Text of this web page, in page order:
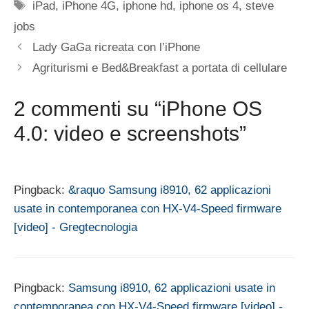
Tag
iPad, iPhone 4G, iphone hd, iphone os 4,steve
jobs
Lady GaGa ricreata con l’iPhone
Agriturismi e Bed&Breakfast a portata di cellulare
2 commenti su “iPhone OS
4.0: video e screenshots”
Pingback: &raquo Samsung i8910, 62 applicazioni
usate in contemporanea con HX-V4-Speed firmware
[video] - Gregtecnologia
Pingback: Samsung i8910, 62 applicazioni usate in